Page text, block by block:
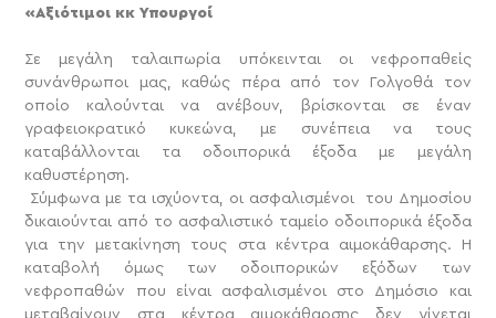
«Αξιότιμοι κκ Υπουργοί
Σε μεγάλη ταλαιπωρία υπόκεινται οι νεφροπαθείς
συνάνθρωποι μας, καθώς πέρα από τον Γολγοθά τον
οποίο καλούνται να ανέβουν, βρίσκονται σε έναν
γραφειοκρατικό κυκεώνα, με συνέπεια να τους
καταβάλλονται τα οδοιπορικά έξοδα με μεγάλη
καθυστέρηση.
Σύμφωνα με τα ισχύοντα, οι ασφαλισμένοι του Δημοσίου
δικαιούνται από το ασφαλιστικό ταμείο οδοιπορικά έξοδα
για την μετακίνηση τους στα κέντρα αιμοκάθαρσης. Η
καταβολή όμως των οδοιπορικών εξόδων των
νεφροπαθών που είναι ασφαλισμένοι στο Δημόσιο και
μεταβαίνουν στα κέντρα αιμοκάθαρσης δεν γίνεται